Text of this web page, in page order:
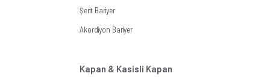
Şerit Bariyer
Akordiyon Bariyer
Kapan & Kasisli Kapan